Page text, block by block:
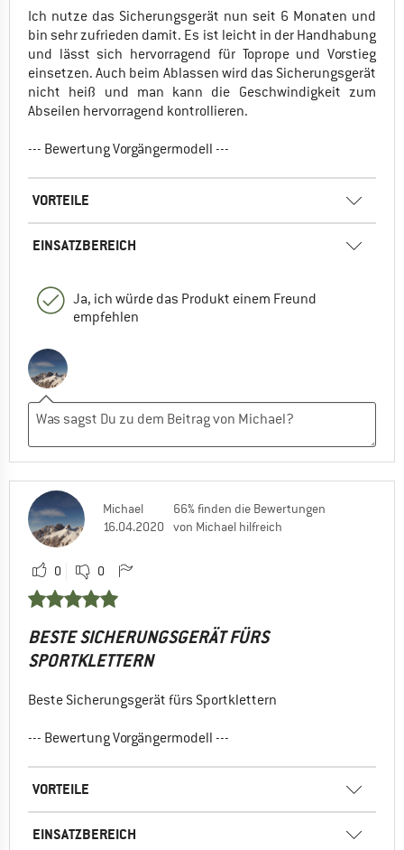
Ich nutze das Sicherungsgerät nun seit 6 Monaten und
bin sehr zufrieden damit. Es ist leicht in der Handhabung
und lässt sich hervorragend für Toprope und Vorstieg
einsetzen. Auch beim Ablassen wird das Sicherungsgerät
nicht heiß und man kann die Geschwindigkeit zum
Abseilen hervorragend kontrollieren.
--- Bewertung Vorgängermodell ---
VORTEILE
EINSATZBEREICH
Ja, ich würde das Produkt einem Freund
empfehlen
Michael
16.04.2020
66% finden die Bewertungen
von Michael hilfreich
0 0
BESTE SICHERUNGSGERÄT FÜRS
SPORTKLETTERN
Beste Sicherungsgerät fürs Sportklettern
--- Bewertung Vorgängermodell ---
VORTEILE
EINSATZBEREICH